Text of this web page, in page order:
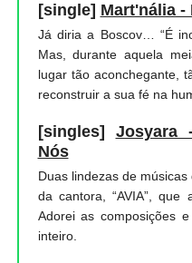
[single] Mart'nália -
Já diria a Boscov… “É
Mas, durante aquela
lugar tão aconchegante,
reconstruir a sua fé na
[singles] Josyara
Nós
Duas lindezas de
da cantora, “AVIA”, que
Adorei as composições
inteiro.